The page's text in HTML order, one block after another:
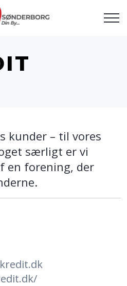
kunder – til vores
særligt er vi
en forening, der